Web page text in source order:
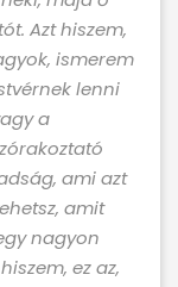
Azt hiszem,
ismerem
lenni
a
ami azt
amit
nagyon
ez az,